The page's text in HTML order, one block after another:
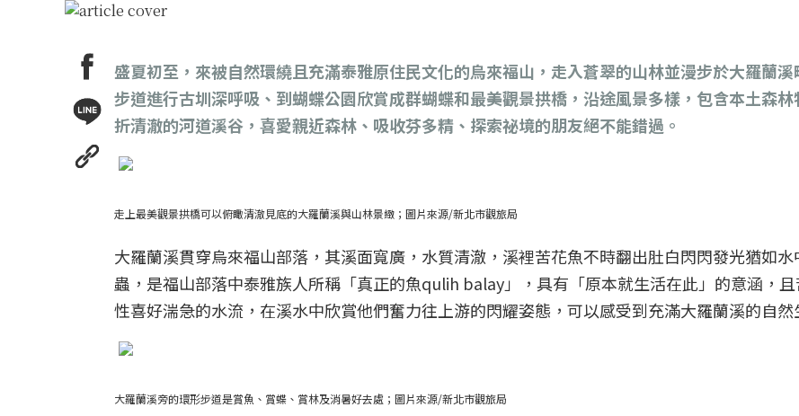
盛夏初至，來被自然環繞且充滿泰雅原住民文化的烏來福山，走入蒼翠的山林並漫步於大羅蘭溪
步道進行古圳深呼吸、到蝴蝶公園欣賞成群蝴蝶和最美觀景拱橋，沿途風景多樣，包含本土森林
折清澈的河道溪谷，喜愛親近森林、吸收芬多精、探索祕境的朋友絕不能錯過。
走上最美觀景拱橋可以俯瞰清澈見底的大羅蘭溪與山林景緻；圖片來源/新北市觀旅局
大羅蘭溪貫穿烏來福山部落，其溪面寬廣，水質清澈，溪裡苦花魚不時翻出肚白閃閃發光猶如水
蟲，是福山部落中泰雅族人所稱「真正的魚qulih balay」，具有「原本就生活在此」的意涵，
性喜好湍急的水流，在溪水中欣賞他們奮力往上游的閃耀姿態，可以感受到充滿大羅蘭溪的自然
大羅蘭溪旁的環形步道是賞魚、賞蝶、賞林及消暑好去處；圖片來源/新北市觀旅局